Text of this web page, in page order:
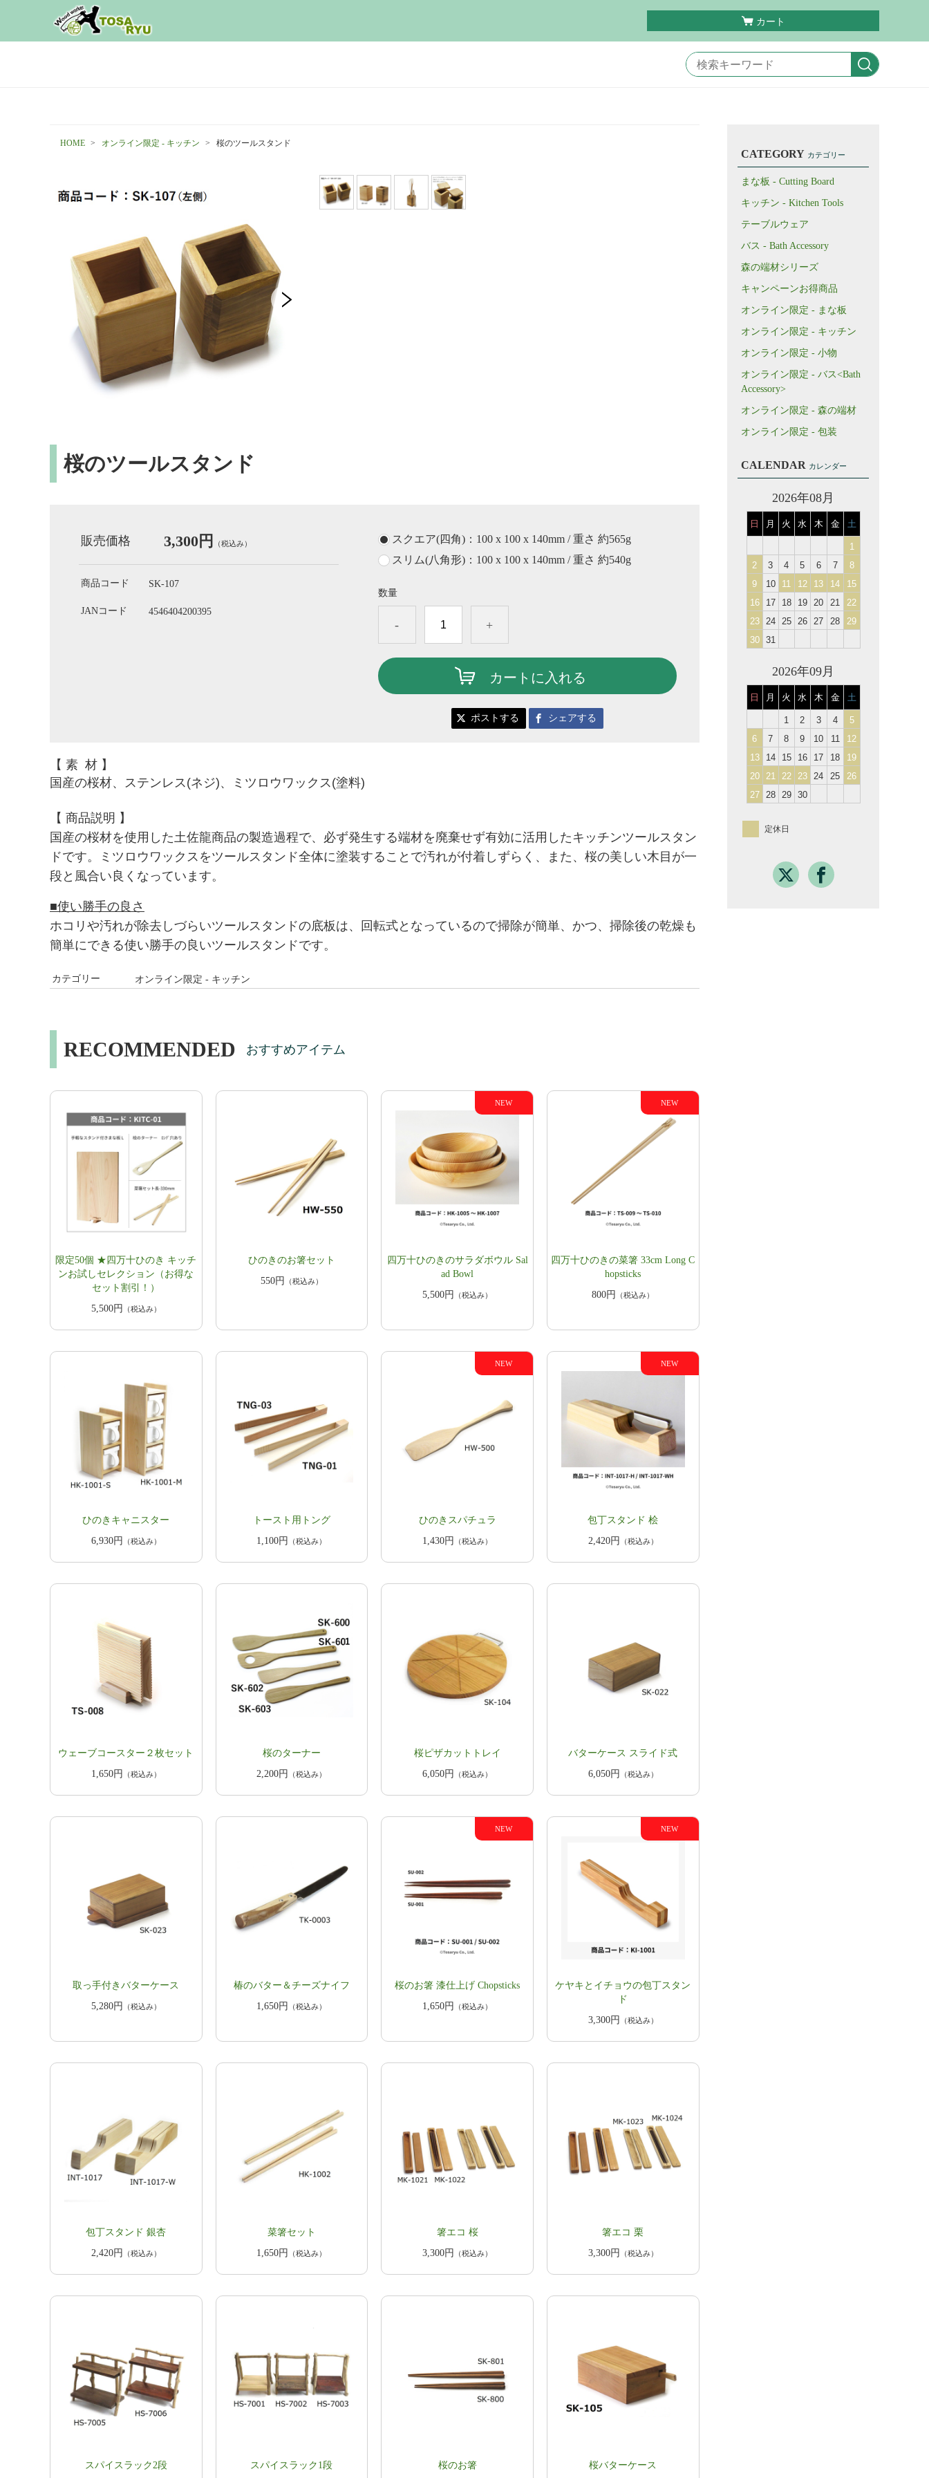
カート
HOME オンライン限定 - キッチン 桜のツールスタンド
桜のツールスタンド
販売価格 3,300円 （税込み）
商品コード SK-107
JANコード 4546404200395
スクエア(四角)：100 x 100 x 140mm / 重さ 約565g
スリム(八角形)：100 x 100 x 140mm / 重さ 約540g
数量
- +
カートに入れる
ポストする シェアする
【 素 材 】
国産の桜材、ステンレス(ネジ)、
ミツロウワックス(塗料)
【 商品説明 】
国産の桜材を使用した土佐龍商品の製造過程で、必ず発生する端材を廃棄せず有効に活用したキッチンツールスタン
ドです。
ミツロウ ワックスをツールスタンド全体に塗装することで汚れが付着しずら く、また、桜の美しい木目が一
段と風合い良くなっています。
■使い勝手の良さ
ホコリや汚れが除去しづらいツールスタンドの底板は、回転式となっているので掃除が簡単、かつ、 掃除後の乾燥も
簡単にできる使い勝手の良いツールスタンドです。
カテゴリー オンライン限定 - キッチン
RECOMMENDED おすすめアイテム
限定50個 ★四万十ひのき キッチ
ンお試しセレクション（お得な
セット割引！）
5,500円
（税込み）
ひのきのお箸セット
550円
（税込み）
四万十ひのきのサラダボウル Sal
ad Bowl
5,500円
（税込み）
四万十ひのきの菜箸 33cm Long C
hopsticks
800円
（税込み）
ひのきキャニスター
6,930円
（税込み）
トースト用トング
1,100円
（税込み）
​ひのきスパチュラ
1,430円
（税込み）
包丁スタンド 桧
2,420円
（税込み）
ウェーブコースター２枚セット
1,650円
（税込み）
桜のターナー
2,200円
（税込み）
桜ピザカットトレイ
6,050円
（税込み）
​バターケース スライド式
6,050円
（税込み）
取っ手付き​​バターケース
5,280円
（税込み）
椿のバター＆チーズナイフ
1,650円
（税込み）
​​桜のお箸 漆仕上げ Chopsticks
1,650円
（税込み）
ケヤキとイチョウの包丁スタン
ド
3,300円
（税込み）
包丁スタンド 銀杏
2,420円
（税込み）
菜箸セット
1,650円
（税込み）
箸エコ 桜
3,300円
（税込み）
箸エコ 栗
3,300円
（税込み）
スパイスラック2段 スパイスラック1段 ​​桜のお箸 桜バターケース
CATEGORY カテゴリー
まな板 - Cutting Board
キッチン - Kitchen Tools
テーブルウェア
バス - Bath Accessory
森の端材シリーズ
キャンペーンお得商品
オンライン限定 - まな板
オンライン限定 - キッチン
オンライン限定 - 小物
オンライン限定 - バス<Bath
Accessory>
オンライン限定 - 森の端材
オンライン限定 - 包装
CALENDAR カレンダー
2026年08月
日 月 火 水 木 金 土
1
2
3 4 5 6 7
8
9
10 11 12 13 14
15
16
17 18 19 20 21
22
23
24 25 26 27 28
29
30
31
2026年09月
日 月 火 水 木 金 土
1 2 3 4
5
6
7 8 9 10 11
12
13
14 15 16 17 18
19
20
21 22 23 24 25
26
27
28 29 30
定休日